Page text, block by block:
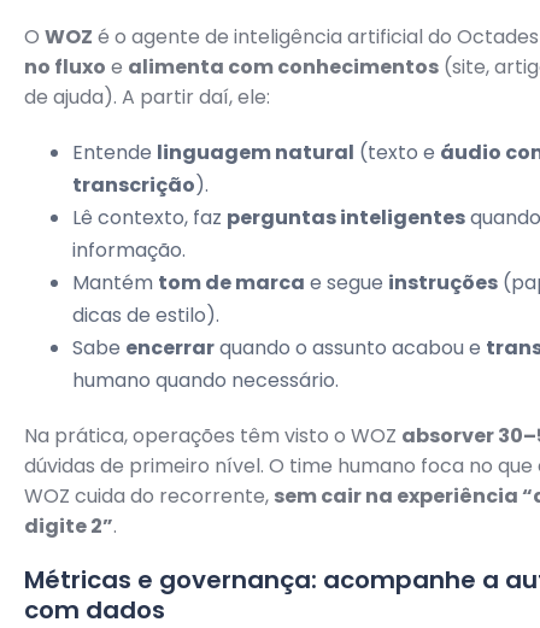
O WOZ é o agente de inteligência artificial do
no fluxo e alimenta com conhecimentos (site,
de ajuda). A partir daí, ele:
Entende linguagem natural (texto e áudio
transcrição).
Lê contexto, faz perguntas inteligentes
informação.
Mantém tom de marca e segue instruções
dicas de estilo).
Sabe encerrarquando o assunto acabou e
humano quando necessário.
Na prática, operações têm visto o WOZ absorver
dúvidas de primeiro nível. O time humano foca no
WOZ cuida do recorrente, sem cair na experiência
digite 2”.
Métricas e governança: acompanhe a
com dados